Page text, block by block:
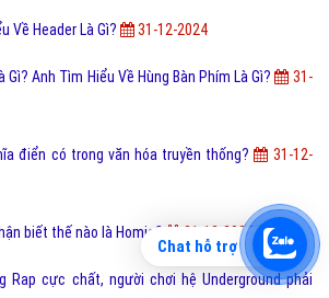
Về Header Là Gì? 31-12-2024
Gì? Anh Tìm Hiểu Về Hùng Bàn Phím Là Gì?
31-
điển có trong văn hóa truyền thống?
31-12-
biết thế nào là Homie? 31-12-2024
Rap cực chất, người chơi hệ Underground phải
Chat hỗ trợ